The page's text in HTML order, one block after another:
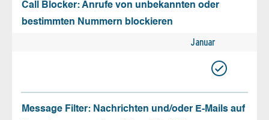
Call Blocker: Anrufe von unbekannten oder
bestimmten Nummern blockieren
Januar
Message Filter: Nachrichten und/oder E-Mails auf